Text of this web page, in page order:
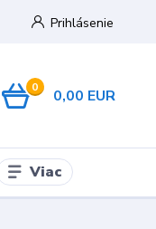
Prihlásenie
0 0,00 EUR
Viac